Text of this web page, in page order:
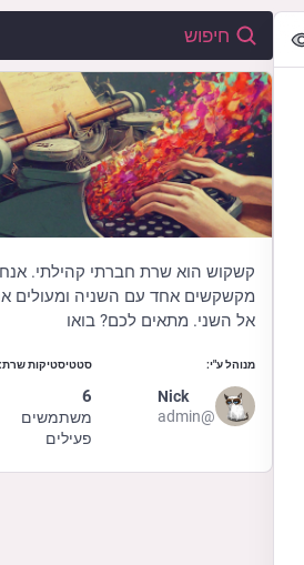
קשקוש הוא שרת חברתי קהילתי.
מקשקשים אחד עם השניה ומעולים
אל השני. מתאים לכם? בואו
מנוהל ע"י:
Nick
@admin
סטטיסטיקות שרת:
6
משתמשים
פעילים